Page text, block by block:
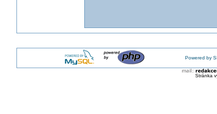
Powered by
Stránka